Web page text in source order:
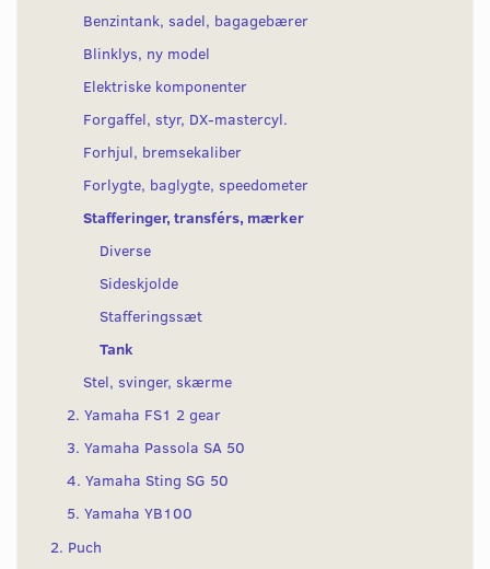
Benzintank, sadel, bagagebærer
Blinklys, ny model
Elektriske komponenter
Forgaffel, styr, DX-mastercyl.
Forhjul, bremsekaliber
Forlygte, baglygte, speedometer
Stafferinger, transférs, mærker
Diverse
Sideskjolde
Stafferingssæt
Tank
Stel, svinger, skærme
2. Yamaha FS1 2 gear
3. Yamaha Passola SA 50
4. Yamaha Sting SG 50
5. Yamaha YB100
2. Puch